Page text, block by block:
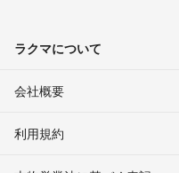
ラクマについて
会社概要
利用規約